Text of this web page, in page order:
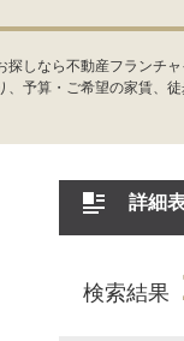
しなら不動産フランチ
予算・ご希望の家賃、
詳細
検索結果